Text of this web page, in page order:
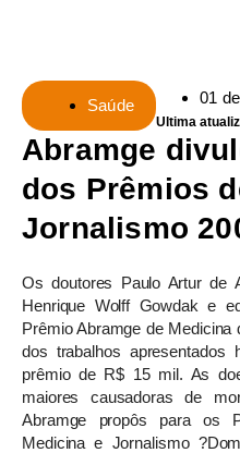
Saúde 01
Ultima
Abramge
dos Prêmios
Jornalismo
Os doutores Paulo Artur de
Henrique Wolff Gowdak e
Prêmio Abramge de Medicina
dos trabalhos apresentados
prêmio de R$ 15 mil. As
maiores causadoras de
Abramge propôs para os
Medicina e Jornalismo